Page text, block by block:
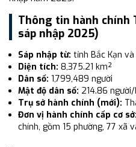
Thông tin hành chính
sáp nhập 2025)
Sáp nhập từ: tỉnh Bắc Kạn
Diện tích: 8,375.21 km²
Dân số: 1,799,489 người
Mật độ dân số: 214.86
Trụ sở hành chính (mới):
Đơn vị hành chính cấp cơ sở:
chính, gồm 15 phường, 77 xã